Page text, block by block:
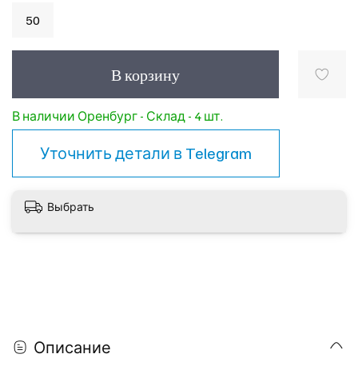
В корзину
В наличии Оренбург - Склад - 4 шт.
Уточнить детали вTelegram
50
Выбрать
Описание